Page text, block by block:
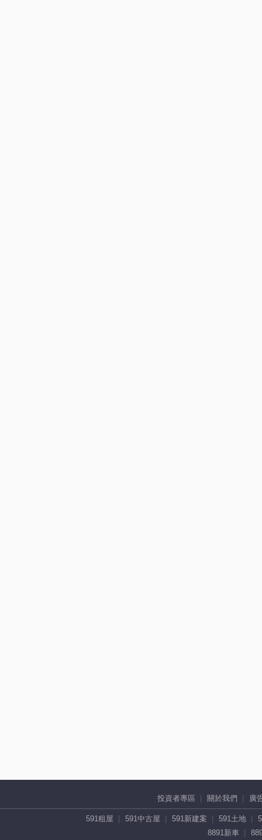
投資者專區 關於我們 廣
591租屋 591中古屋 591新建案 591土地
8891新車